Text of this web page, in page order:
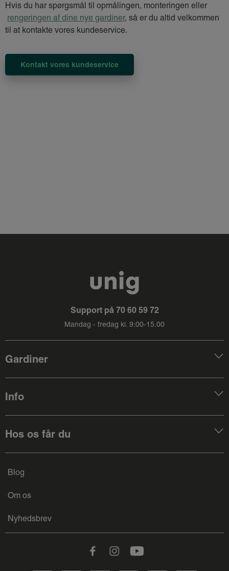
Hvis du har spørgsmål til opmålingen, monteringen eller
rengøringen af dine nye gardiner, så er du altid velkommen
til at kontakte vores kundeservice.
Kontakt vores kundeservice
Support på 70 60 59 72
Mandag - fredag kl. 9:00-15.00
Gardiner
Info
Hos os får du
Blog
Om os
Nyhedsbrev
FacebookInstagramYoutube